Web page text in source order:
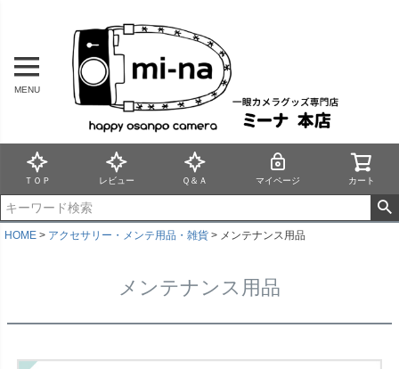
MENU
ＴＯＰ レビュー Ｑ＆Ａ マイページ カート
HOME アクセサリー・メンテ用品・雑貨 メンテナンス用品
メンテナンス用品